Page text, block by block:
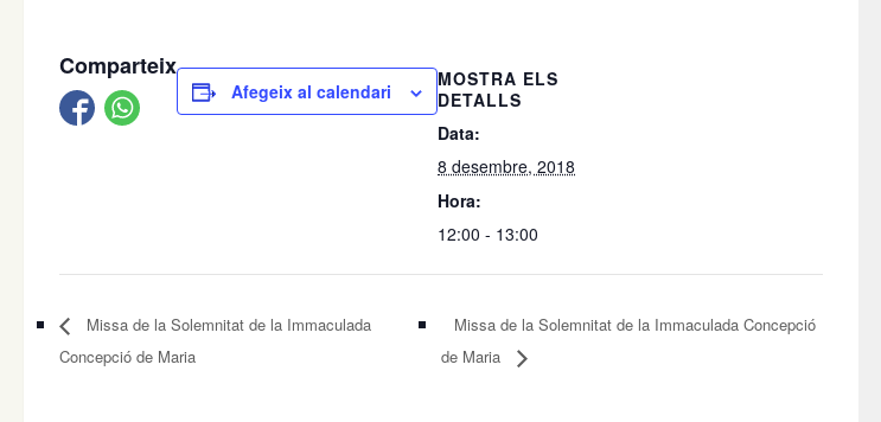
Comparteix
Afegeix al calendari
MOSTRA ELS
DETALLS
Data:
8 desembre, 2018
Hora:
12:00 - 13:00
Missa de la Solemnitat de la Immaculada
Concepció de Maria
Missa de la Solemnitat de la Immaculada Concepció
de Maria